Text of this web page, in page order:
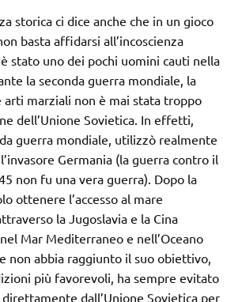
storica ci dice anche che in un gioco
basta affidarsi all’incoscienza
stato uno dei pochi uomini cauti nella
la seconda guerra mondiale, la
arti marziali non è mai stata troppo
dell’Unione Sovietica. In effetti,
guerra mondiale, utilizzò realmente
Germania (la guerra contro il
non fu una vera guerra). Dopo la
ottenere l’accesso al mare
la Jugoslavia e la Cina
Mar Mediterraneo e nell’Oceano
non abbia raggiunto il suo obiettivo,
più favorevoli, ha sempre evitato
dall’Unione Sovietica per